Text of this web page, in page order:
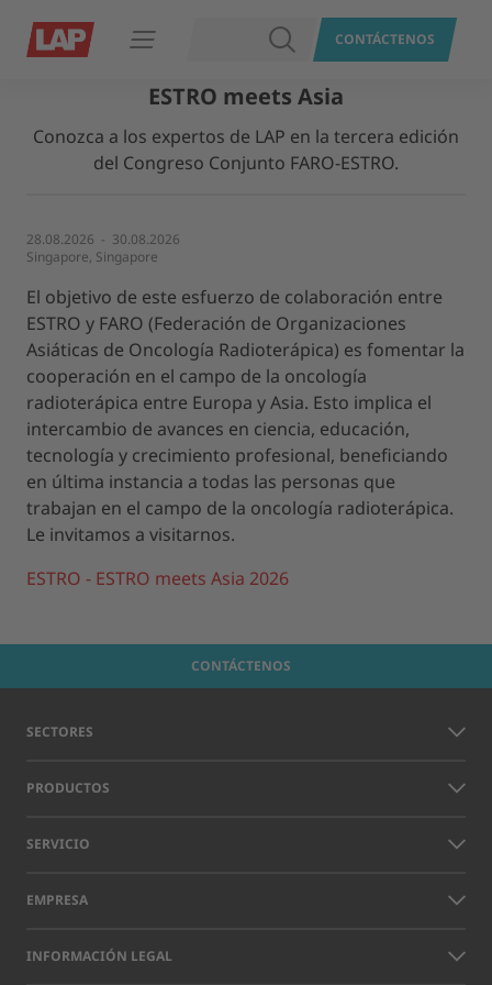
Abrir navegación BUSCARCONTÁCTENOS
ESTRO meets Asia
Conozca a los expertos de LAP en la tercera edición
del Congreso Conjunto FARO-ESTRO.
28.08.2026 - 30.08.2026
Singapore, Singapore
El objetivo de este esfuerzo de colaboración entre
ESTRO y FARO (Federación de Organizaciones
Asiáticas de Oncología Radioterápica) es fomentar la
cooperación en el campo de la oncología
radioterápica entre Europa y Asia. Esto implica el
intercambio de avances en ciencia, educación,
tecnología y crecimiento profesional, beneficiando
en última instancia a todas las personas que
trabajan en el campo de la oncología radioterápica.
Le invitamos a visitarnos.
ESTRO - ESTRO meets Asia 2026
CONTÁCTENOS
SECTORES
PRODUCTOS
SERVICIO
EMPRESA
INFORMACIÓN LEGAL